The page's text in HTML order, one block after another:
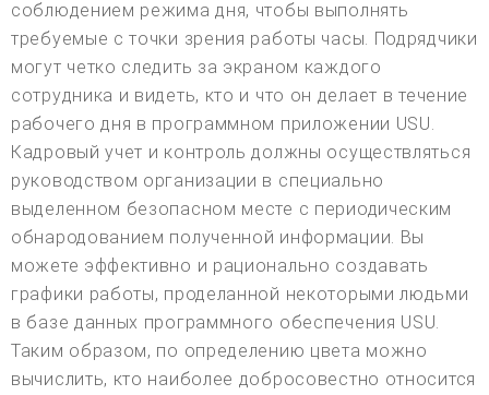
соблюдением режима дня, чтобы выполнять
требуемые с точки зрения работы часы. Подрядчики
могут четко следить за экраном каждого
сотрудника и видеть, кто и что он делает в течение
рабочего дня в программном приложении USU.
Кадровый учет и контроль должны осуществляться
руководством организации в специально
выделенном безопасном месте с периодическим
обнародованием полученной информации. Вы
можете эффективно и рационально создавать
графики работы, проделанной некоторыми людьми
в базе данных программного обеспечения USU.
Таким образом, по определению цвета можно
вычислить, кто наиболее добросовестно относится